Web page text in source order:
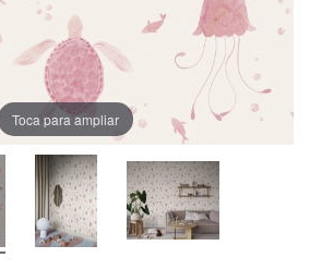
Toca para ampliar